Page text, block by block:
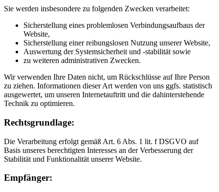
Sie werden insbesondere zu folgenden Zwecken verarbeitet:
Sicherstellung eines problemlosen Verbindungsaufbaus der
Website,
Sicherstellung einer reibungslosen Nutzung unserer Website,
Auswertung der Systemsicherheit und -stabilität sowie
zu weiteren administrativen Zwecken.
Wir verwenden Ihre Daten nicht, um Rückschlüsse auf Ihre Person
zu ziehen. Informationen dieser Art werden von uns ggfs. statistisch
ausgewertet, um unseren Internetauftritt und die dahinterstehende
Technik zu optimieren.
Rechtsgrundlage:
Die Verarbeitung erfolgt gemäß Art. 6 Abs. 1 lit. f DSGVO auf
Basis unseres berechtigten Interesses an der Verbesserung der
Stabilität und Funktionalität unserer Website.
Empfänger: